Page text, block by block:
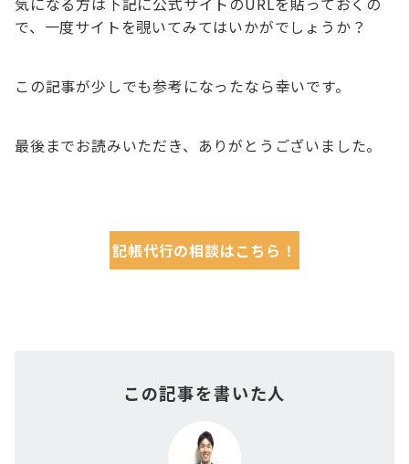
で、一度サイトを覗いてみてはいかがでしょうか？
この記事が少しでも参考になったなら幸いです。
最後までお読みいただき、ありがとうございました。
記帳代行の相談はこちら！
この記事を書いた人